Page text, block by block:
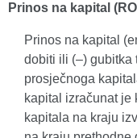
Prinos na kapital
Prinos na kapital
dobiti ili (–) gubitka
prosječnoga
kapital izračunat je
kapitala na kraju